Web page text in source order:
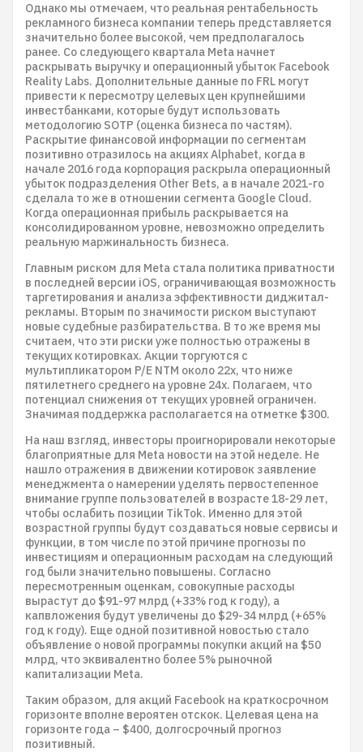
Однако мы отмечаем, что реальная рентабельность
рекламного бизнеса компании теперь представляется
значительно более высокой, чем предполагалось
ранее. Со следующего квартала Meta начнет
раскрывать выручку и операционный убыток Facebook
Reality Labs. Дополнительные данные по FRL могут
привести к пересмотру целевых цен крупнейшими
инвестбанками, которые будут использовать
методологию SOTP (оценка бизнеса по частям).
Раскрытие финансовой информации по сегментам
позитивно отразилось на акциях Alphabet, когда в
начале 2016 года корпорация раскрыла операционный
убыток подразделения Other Bets, а в начале 2021-го
сделала то же в отношении сегмента Google Cloud.
Когда операционная прибыль раскрывается на
консолидированном уровне, невозможно определить
реальную маржинальность бизнеса.
Главным риском для Meta стала политика приватности
в последней версии iOS, ограничивающая возможность
таргетирования и анализа эффективности диджитал-
рекламы. Вторым по значимости риском выступают
новые судебные разбирательства. В то же время мы
считаем, что эти риски уже полностью отражены в
текущих котировках. Акции торгуются с
мультипликатором P/E NTM около 22х, что ниже
пятилетнего среднего на уровне 24х. Полагаем, что
потенциал снижения от текущих уровней ограничен.
Значимая поддержка располагается на отметке $300.
На наш взгляд, инвесторы проигнорировали некоторые
благоприятные для Meta новости на этой неделе. Не
нашло отражения в движении котировок заявление
менеджмента о намерении уделять первостепенное
внимание группе пользователей в возрасте 18-29 лет,
чтобы ослабить позиции TikTok. Именно для этой
возрастной группы будут создаваться новые сервисы и
функции, в том числе по этой причине прогнозы по
инвестициям и операционным расходам на следующий
год были значительно повышены. Согласно
пересмотренным оценкам, совокупные расходы
вырастут до $91-97 млрд (+33% год к году), а
капвложения будут увеличены до $29-34 млрд (+65%
год к году). Еще одной позитивной новостью стало
объявление о новой программы покупки акций на $50
млрд, что эквивалентно более 5% рыночной
капитализации Meta.
Таким образом, для акций Facebook на краткосрочном
горизонте вполне вероятен отскок. Целевая цена на
горизонте года – $400, долгосрочный прогноз
позитивный.